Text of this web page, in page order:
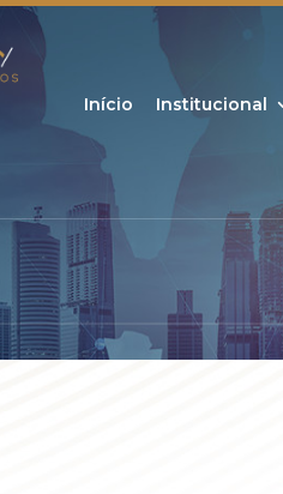
Início Institucional